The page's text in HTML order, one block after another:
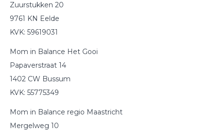
Zuurstukken 20
9761 KN Eelde
KVK: 59619031
Mom in Balance Het Gooi
Papaverstraat 14
1402 CW Bussum
KVK: 55775349
Mom in Balance regio Maastricht
Mergelweg 10